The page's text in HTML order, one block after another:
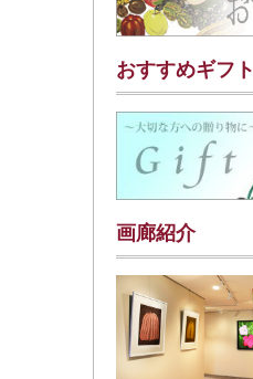
おすすめギフト
画廊紹介